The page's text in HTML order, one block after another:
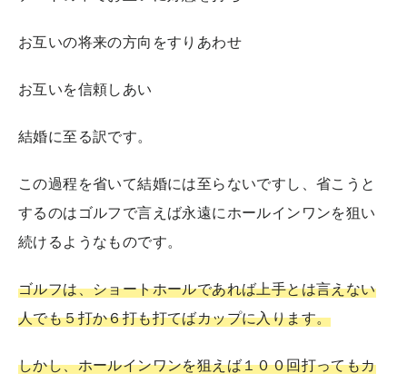
お互いの将来の方向をすりあわせ
お互いを信頼しあい
結婚に至る訳です。
この過程を省いて結婚には至らないですし、省こうと
するのはゴルフで言えば永遠にホールインワンを狙い
続けるようなものです。
ゴルフは、ショートホールであれば上手とは言えない
人でも５打か６打も打てばカップに入ります。
しかし、ホールインワンを狙えば１００回打ってもカ